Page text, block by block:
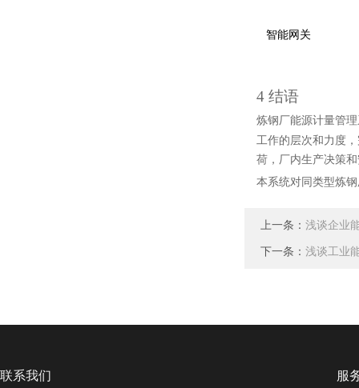
智能网关
4 结语
炼钢厂能源计量管
工作的层次和力度
荷，厂内生产决策
本系统对同类型炼
上一条： 浅谈企业
下一条： 浅谈工业
联系我们 服